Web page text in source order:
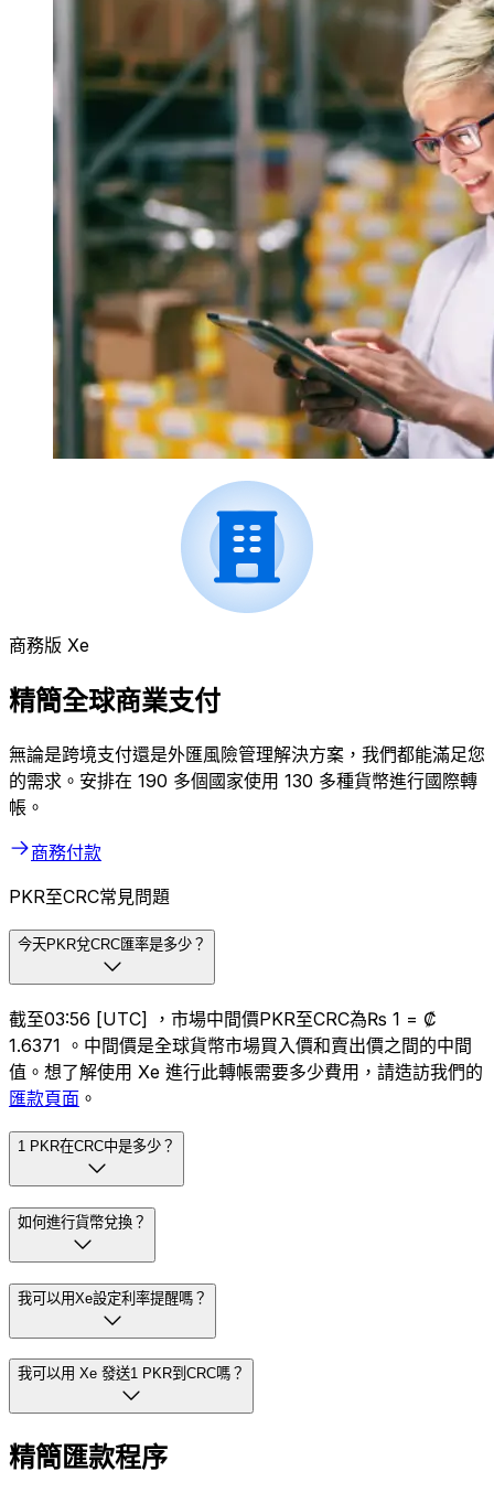
商務版 Xe
精簡全球商業支付
無論是跨境支付還是外匯風險管理解決方案，我們都能滿足您
的需求。安排在 190 多個國家使用 130 多種貨幣進行國際轉
帳。
商務付款
PKR至CRC常見問題
今天PKR兌CRC匯率是多少？
截至03:56 [UTC] ，市場中間價PKR至CRC為₨ 1 = ₡
1.6371 。中間價是全球貨幣市場買入價和賣出價之間的中間
值。想了解使用 Xe 進行此轉帳需要多少費用，請造訪我們的
匯款頁面 。
1 PKR在CRC中是多少？
如何進行貨幣兌換？
我可以用Xe設定利率提醒嗎？
我可以用 Xe 發送1 PKR到CRC嗎？
精簡匯款程序